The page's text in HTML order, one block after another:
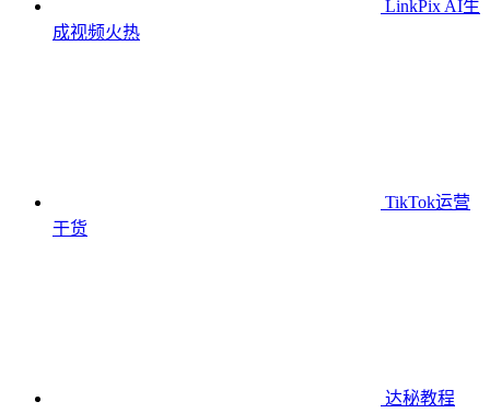
LinkPix AI生
成视频火热
TikTok运营
干货
达秘教程